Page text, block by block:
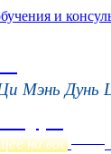
и
Мэнь Дунь
на вас